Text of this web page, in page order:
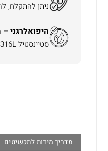
ניתן להתקלח,
היפואלרגני
סטיינסטיל 316L אינה משחירה ואינה מגרה את העור.
מדריך מידות לתכשיטים